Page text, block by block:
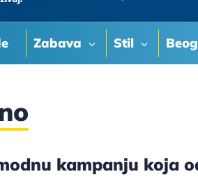
Zabava Stil
kampanju koja